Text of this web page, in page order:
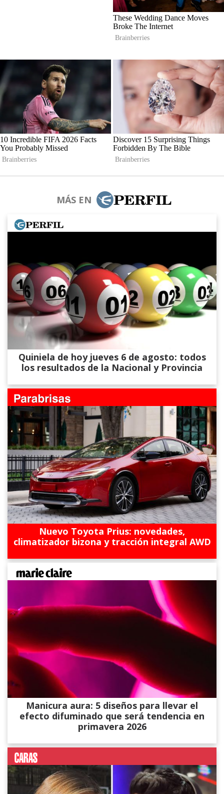
MÁS EN
Quiniela de hoy jueves 6 de agosto: todos
los resultados de la Nacional y Provincia
Nuevo Toyota Prius: novedades,
climatizador bizona y tracción integral AWD
Manicura aura: 5 diseños para llevar el
efecto difuminado que será tendencia en
primavera 2026